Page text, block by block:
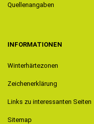
Quellenangaben
INFORMATIONEN
Winterhärtezonen
Zeichenerklärung
Links zu interessanten Seiten
Sitemap